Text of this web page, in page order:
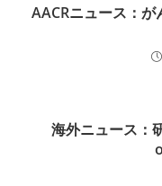
AACRニュース：
海外ニュース